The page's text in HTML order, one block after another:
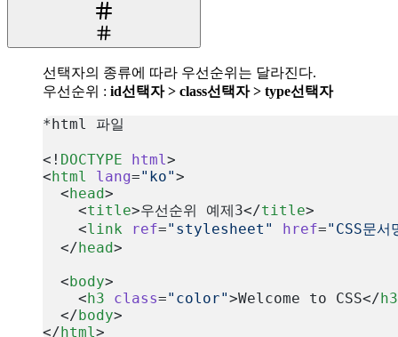
선택자의 종류에 따라 우선순위는 달라진다.
우선순위 : id선택자 > class선택자 > type선택자
*html 파일
<! DOCTYPE html>
< html lang="ko">
  <
head>
    <
title>우선순위 예제3</title>
    <
link ref="stylesheet" href="CSS문
  </
head>
  <
body>
    <
h3 class="color">Welcome to CSS</ h3
  </
body>
</ html>